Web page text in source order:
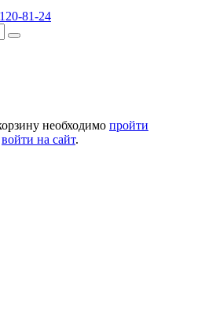
81-24
необходимо пройти
войти на сайт.